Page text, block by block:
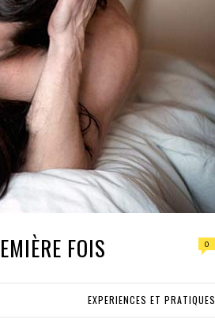
FOIS 0
EXPERIENCES ET PRATIQUES